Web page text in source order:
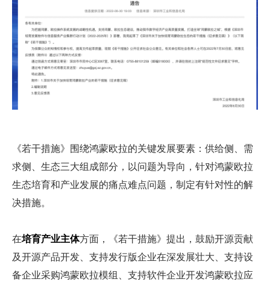
《若干措施》围绕鸿蒙欧拉的关键发展要素：供给侧、需
求侧、生态三大组成部分，以问题为导向，针对鸿蒙欧拉
生态培育和产业发展的痛点难点问题，制定有针对性的解
决措施。
在培育产业主体方面，《若干措施》提出，鼓励开源贡献
及开源产品开发、支持发行版企业在深发展壮大、支持设
备企业采购鸿蒙欧拉模组、支持软件企业开发鸿蒙欧拉应